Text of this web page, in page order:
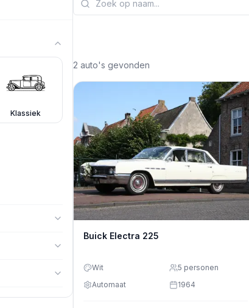
Klassiek
2 auto's gevonden
Buick Electra 225
Wit 5 personen
Automaat
1964